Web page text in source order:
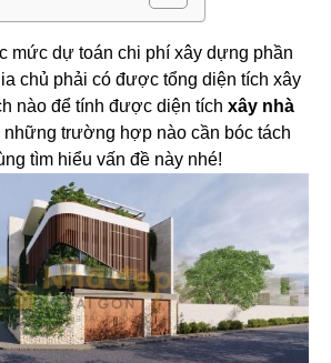
mức dự toán chi phí xây dựng phần
chủ phải có được tổng diện tích xây
nào để tính được diện tích xây nhà
những trường hợp nào cần bóc tách
tìm hiểu vấn đề này nhé!